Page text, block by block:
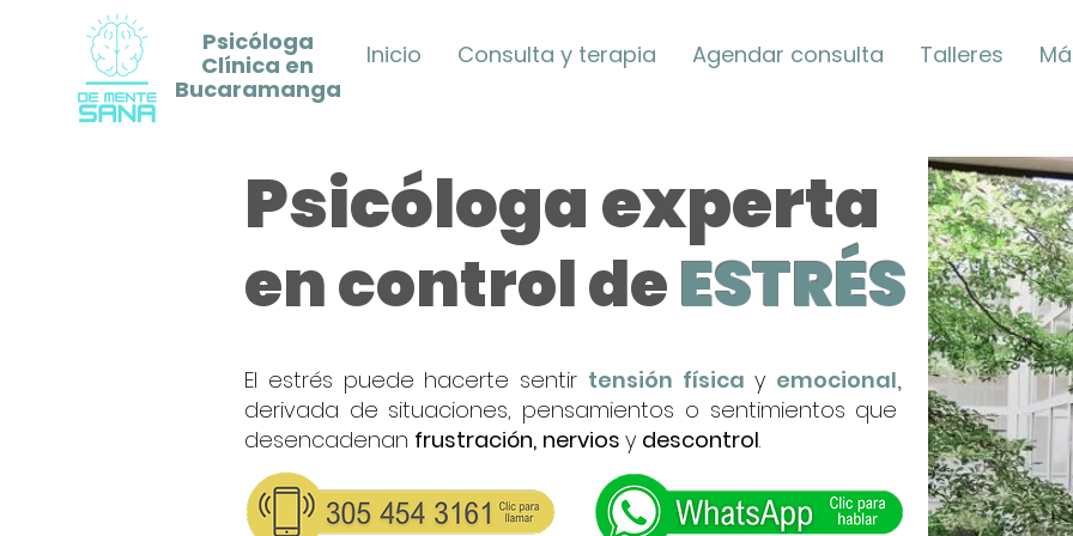
Psicóloga
Clínica en
Bucaramanga
Inicio Consulta y terapia Agendar consulta Talleres
Psicóloga experta
en control deESTRÉS
El estrés puede hacerte sentir tensión física y emocional,
derivada de situaciones, pensamientos o sentimientos que
desencadenan frustración, nervios y descontrol.